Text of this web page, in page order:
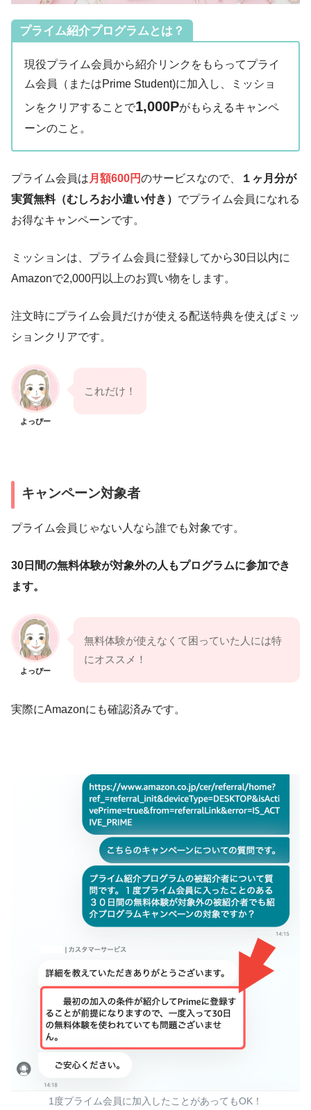
プライム紹介プログラムとは？
現役プライム会員から紹介リンクをもらってプライ
ム会員（またはPrime Student)に加入し、ミッショ
ンをクリアすることで1,000Pがもらえるキャンペ
ーンのこと。
プライム会員は 月額600円のサービスなので、
１ヶ月分が
実質無料（むしろお小遣い付き） でプライム会員になれる
お得なキャンペーンです。
ミッションは、プライム会員に登録してから30日以内に
Amazonで2,000円以上のお買い物をします。
注文時にプライム会員だけが使える配送特典を使えばミッ
ションクリアです。
よっぴー
これだけ！
キャンペーン対象者
プライム会員じゃない人なら誰でも対象です。
30日間の無料体験が対象外の人もプログラムに参加でき
ます。
よっぴー
無料体験が使えなくて困っていた人には特
にオススメ！
実際にAmazonにも確認済みです。
1度プライム会員に加入したことがあってもOK！